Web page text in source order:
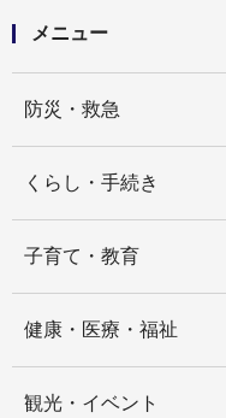
メニュー
防災・救急
くらし・手続き
子育て・教育
健康・医療・福祉
観光・イベント